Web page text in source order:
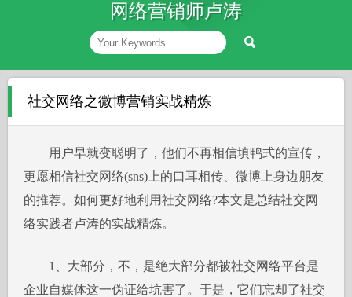
网络营销师卢涛
社交网络之微博营销实战精炼
用户早就变聪明了，他们不再相信填鸭式的宣传，
更愿相信社交网络(sns)上的口耳相传、微博上身边朋友
的推荐。如何更好地利用社交网络?本文是总结社交网
络实践者卢涛的实战精炼。
1、大部分，不，是绝大部分都被社交网络平台是
企业自媒体这一伪证给坑害了。于是，它们忘却了社交